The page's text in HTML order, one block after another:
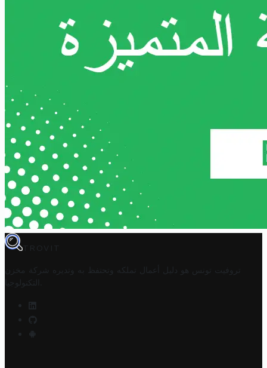
TROVIT
تروفيت تونس هو دليل أعمال تملكه وتحتفظ به وتديره
شركة مخزن
التكنولوجيا